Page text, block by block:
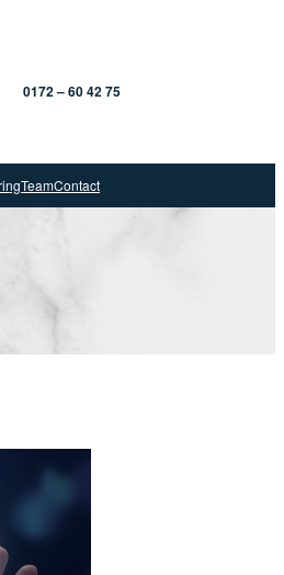
0172 – 60 42 75
TeamContact